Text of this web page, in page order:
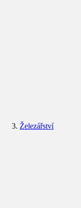
Železářství